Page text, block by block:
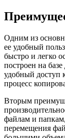
Одним из
ее удобный
быстро и легко
построен на
удобный доступ
процесс
Вторым
файлам и
перемещения